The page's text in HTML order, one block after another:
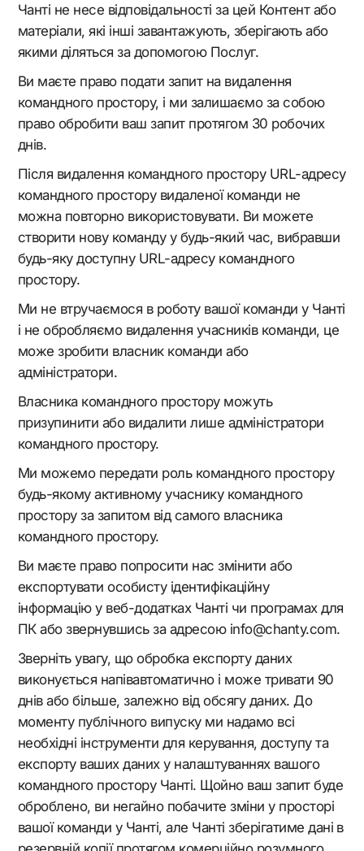
Чанті не несе відповідальності за цей Контент або
матеріали, які інші завантажують, зберігають або
якими діляться за допомогою Послуг.
Ви маєте право подати запит на видалення
командного простору, і ми залишаємо за собою
право обробити ваш запит протягом 30 робочих
днів.
Після видалення командного простору URL-адресу
командного простору видаленої команди не
можна повторно використовувати. Ви можете
створити нову команду у будь-який час, вибравши
будь-яку доступну URL-адресу командного
простору.
Ми не втручаємося в роботу вашої команди у Чанті
і не обробляємо видалення учасників команди, це
може зробити власник команди або
адміністратори.
Власника командного простору можуть
призупинити або видалити лише адміністратори
командного простору.
Ми можемо передати роль командного простору
будь-якому активному учаснику командного
простору за запитом від самого власника
командного простору.
Ви маєте право попросити нас змінити або
експортувати особисту ідентифікаційну
інформацію у веб-додатках Чанті чи програмах для
ПК або звернувшись за адресою info@chanty.com.
Зверніть увагу, що обробка експорту даних
виконується напівавтоматично і може тривати 90
днів або більше, залежно від обсягу даних. До
моменту публічного випуску ми надамо всі
необхідні інструменти для керування, доступу та
експорту ваших даних у налаштуваннях вашого
командного простору Чанті. Щойно ваш запит буде
оброблено, ви негайно побачите зміни у просторі
вашої команди у Чанті, але Чанті зберігатиме дані в